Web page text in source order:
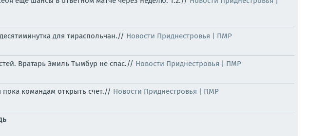
для тираспольчан.// Новости Приднестровья | ПМР
Вратарь Эмиль Тымбур не спас.// Новости Приднестровья | ПМР
командам открыть счет.// Новости Приднестровья | ПМР